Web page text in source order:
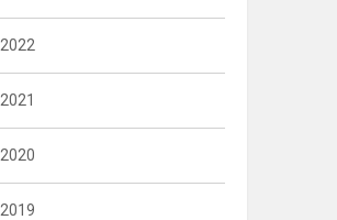
2022
2021
2020
2019